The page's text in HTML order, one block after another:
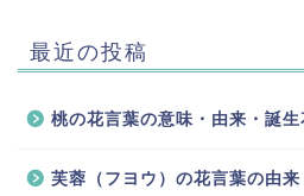
最近の投稿
桃の花言葉の意味・由来・誕生
芙蓉（フヨウ）の花言葉の由